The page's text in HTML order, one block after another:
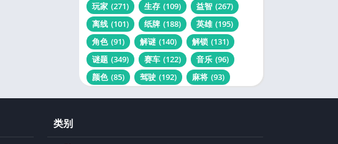
玩家 (271) 生存 (109) 益智 (267)
离线 (101) 纸牌 (188) 英雄 (195)
角色 (91) 解谜 (140) 解锁 (131)
谜题 (349) 赛车 (122) 音乐 (96)
颜色 (85) 驾驶 (192) 麻将 (93)
类别